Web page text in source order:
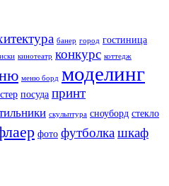
банер город гостиница
кинотеатр конкурс коттедж
меню борд моделинг
посуда принт
скульптура сноуборд стекло
фото футболкашкаф